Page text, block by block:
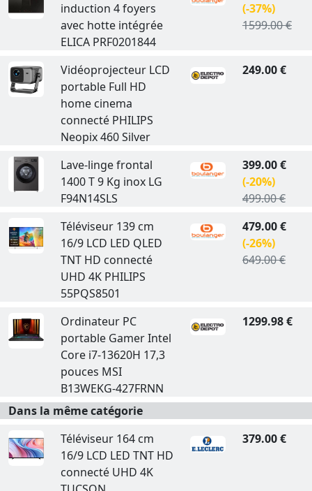
induction 4 foyers
avec hotte intégrée
ELICA PRF0201844
(-37%)
1599.00 €
Vidéoprojecteur LCD
portable Full HD
home cinema
connecté PHILIPS
Neopix 460 Silver
249.00 €
Lave-linge frontal
1400 T 9 Kg inox LG
F94N14SLS
399.00 €
(-20%)
499.00 €
Téléviseur 139 cm
16/9 LCD LED QLED
TNT HD connecté
UHD 4K PHILIPS
55PQS8501
479.00 €
(-26%)
649.00 €
Ordinateur PC
portable Gamer Intel
Core i7-13620H 17,3
pouces MSI
B13WEKG-427FRNN
1299.98 €
Dans la même catégorie
Téléviseur 164 cm
16/9 LCD LED TNT HD
connecté UHD 4K
379.00 €